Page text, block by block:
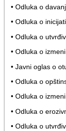
• Odluka o
• Odluka o
• Odluka o
• Odluka o
• Javni oglas o
• Odluka o
• Odluka o
• Odluka o
• Odluka o